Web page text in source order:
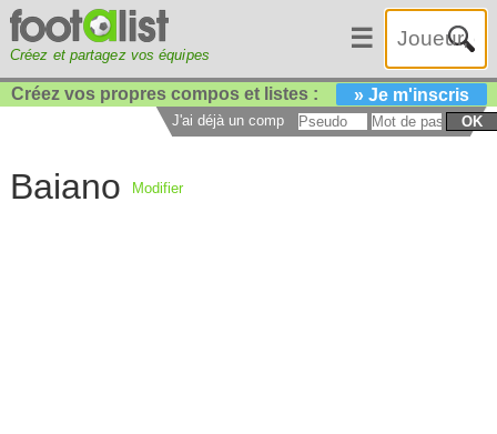
Créez et partagez vos équipes
☰
Créez vos propres compos et listes : » Je m'inscris
J'ai déjà un compte : OK
Baiano Modifier